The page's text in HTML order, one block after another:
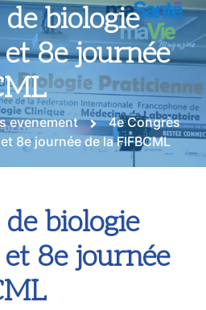
biologie
8e journée
evenement
4e Congrès
8e journée de la FIFBCML
biologie
8e journée